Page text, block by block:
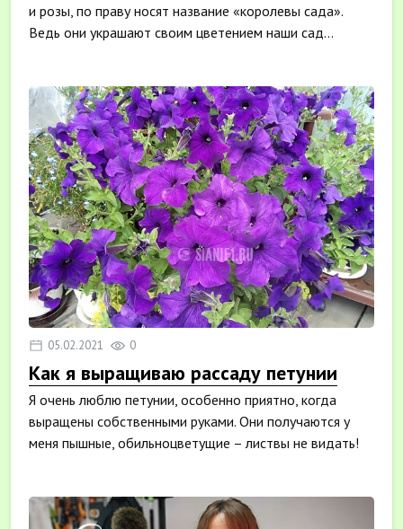
и розы, по праву носят название «королевы сада».
Ведь они украшают своим цветением наши сад...
05.02.2021 0
Как я выращиваю рассаду петунии
Я очень люблю петунии, особенно приятно, когда
выращены собственными руками. Они получаются у
меня пышные, обильноцветущие – листвы не видать!